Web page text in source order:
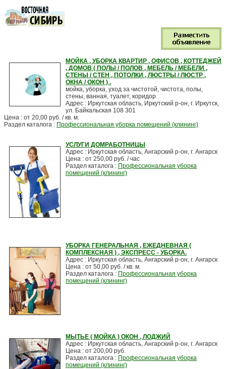
МОЙКА , УБОРКА КВАРТИР , ОФИСОВ , КОТТЕДЖЕЙ
, ДОМОВ ( ПОЛЫ / ПОЛОВ , МЕБЕЛЬ / МЕБЕЛИ ,
СТЕНЫ / СТЕН , ПОТОЛКИ , ЛЮСТРЫ / ЛЮСТР ,
ОКНА / ОКОН ) .
мойка, уборка, уход за чистотой, чистота, полы,
стены, ванная, туалет, коридор
Адрес : Иркутская область, Иркутский р-он, г. Иркутск,
ул. Байкальская 108 301
Цена : от 20,00 руб. / кв. м.
Раздел каталога : Профессиональная уборка помещений (клининг)
УСЛУГИ ДОМРАБОТНИЦЫ
Адрес : Иркутская область, Ангарский р-он, г. Ангарск
Цена : от 250,00 руб. / час
Раздел каталога : Профессиональная уборка
помещений (клининг)
УБОРКА ГЕНЕРАЛЬНАЯ , ЕЖЕДНЕВНАЯ (
КОМПЛЕКСНАЯ ) , ЭКСПРЕСС - УБОРКА.
Адрес : Иркутская область, Ангарский р-он, г. Ангарск
Цена : от 50,00 руб. / кв. м.
Раздел каталога : Профессиональная уборка
помещений (клининг)
МЫТЬЕ ( МОЙКА ) ОКОН , ЛОДЖИЙ
Адрес : Иркутская область, Ангарский р-он, г. Ангарск
Цена : от 200,00 руб.
Раздел каталога : Профессиональная уборка
помещений (клининг)